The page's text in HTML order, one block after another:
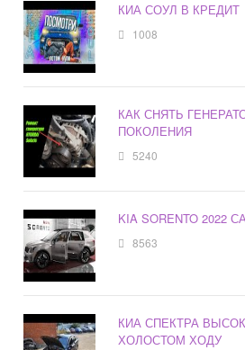
КИА СОУЛ В КРЕДИТ
1008
КАК СНЯТЬ
ПОКОЛЕНИЯ
5240
KIA SORENTO 2022
8563
КИА СПЕКТРА
ХОЛОСТОМ ХОДУ